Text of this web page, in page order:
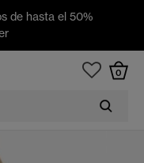
de hasta el 50%
0